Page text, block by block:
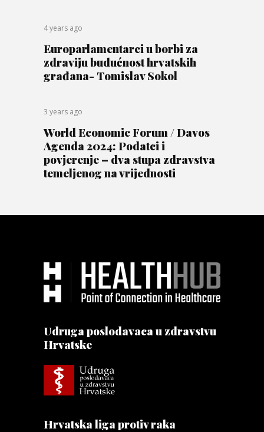
4 years ago
Europarlamentarci u borbi za
zdraviju budućnost hrvatskih
građana- Tomislav Sokol
3 years ago
World Economic Forum / Davos
Agenda 2024: Podatci i
povjerenje – dva stupa zdravstva
temeljenog na vrijednosti
Udruga poslodavaca u zdravstvu
Hrvatske
Hrvatska liga protiv raka